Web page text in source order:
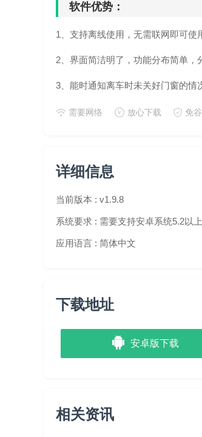
软件优势：
1、支持离线使用，无需联网即可使
2、界面简洁明了，功能分布简单，
3、能时通知离车时未关好门窗的情
需要网络 放心下载 免
详细信息
当前版本 : v1.9.8
系统要求 : 需要支持安卓系统5.2以上
应用语言 : 简体中文
下载地址
安卓版下载
相关资讯